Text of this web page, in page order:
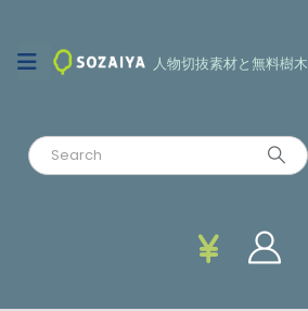
人物切抜素材と無料樹木